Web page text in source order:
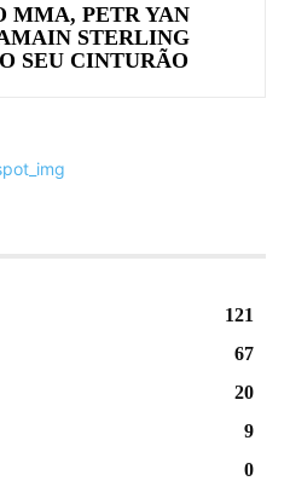
MMA, PETR YAN
STERLING
SEU CINTURÃO
121
67
20
9
0